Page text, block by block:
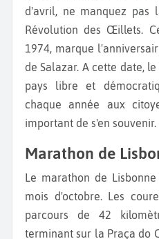
d'avril, ne manquez pas
Révolution des Œillets.
1974, marque
de Salazar. A cette date,
pays libre et
chaque année aux
important de s'en souvenir.
Marathon de
Le marathon de Lisbonne a lieu chaque année au
mois d'octobre. Les
parcours de 42
terminant sur la Praça do